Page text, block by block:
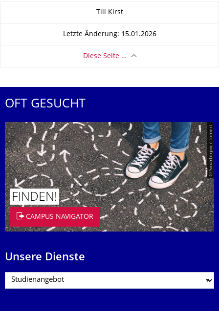
Till Kirst
Letzte Änderung: 15.01.2026
Diese Seite …
OFT GESUCHT
© Smarterpix / tomert
FINDEN!
CAMPUS NAVIGATOR
Unsere Dienste